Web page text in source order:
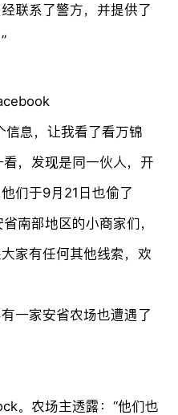
联系了警方，并提供了
信息，让我看了看万锦
，发现是同一伙人，开
们于9月21日也偷了
南部地区的小商家们，
家有任何其他线索，欢
一家安省农场也遭遇了
。农场主透露：“他们也